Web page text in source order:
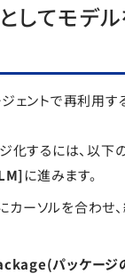
してモデ
ェントで再利用す
化するには、以下
に進みます。
カーソルを合わせ
パッケージ